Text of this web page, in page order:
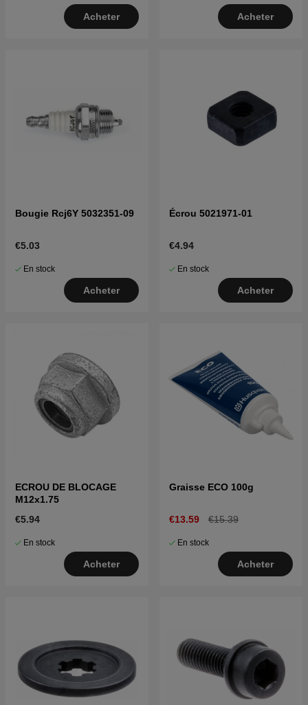
Acheter Acheter
Bougie Rcj6Y 5032351-09
€5.03
En stock
Acheter
Écrou 5021971-01
€4.94
En stock
Acheter
ECROU DE BLOCAGE
M12x1.75
€5.94
En stock
Acheter
Graisse ECO 100g
€13.59 €15.39
En stock
Acheter